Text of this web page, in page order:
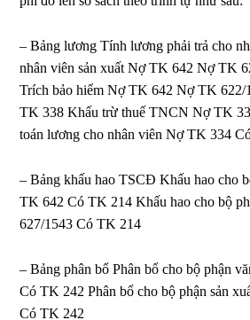
– Bảng lương Tính lương phải trả cho
nhân viên sản xuất Nợ TK 642 Nợ TK
Trích bảo hiểm Nợ TK 642 Nợ TK
TK 338 Khấu trừ thuế TNCN Nợ TK
toán lương cho nhân viên Nợ TK 334
– Bảng khấu hao TSCĐ Khấu hao cho
TK 642 Có TK 214 Khấu hao cho bộ
627/1543 Có TK 214
– Bảng phân bổ Phân bổ cho bộ phận
Có TK 242 Phân bổ cho bộ phận sản
Có TK 242